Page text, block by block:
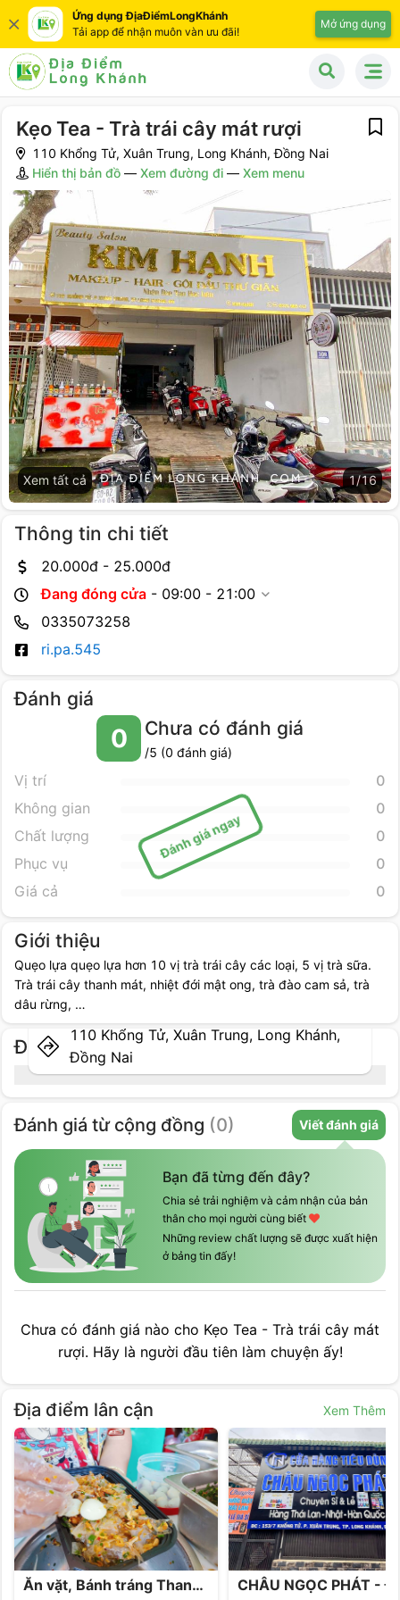
Ứng dụng ĐịaĐiểmLongKhánh
Tải app để nhận muôn vàn ưu đãi!
Mở ứng dụng
Kẹo Tea - Trà trái cây mát rượi
110 Khổng Tử, Xuân Trung, Long Khánh, Đồng Nai
Hiển thị bản đồ — Xem đường đi — Xem menu
Xem tất cả 1/16
Đánh giá
0 Chưa có đánh giá
/5 (0 đánh giá)
Đánh giá ngay
Vị trí
0
Không gian
0
Chất lượng
0
Phục vụ
0
Giá cả
0
Thông tin chi tiết
20.000đ - 25.000đ
Đang đóng cửa - 09:00 - 21:00
0335073258
ri.pa.545
Giới thiệu
Quẹo lựa quẹo lựa hơn 10 vị trà trái cây các loại, 5 vị trà sữa.
Trà trái cây thanh mát, nhiệt đới mật ong, trà đào cam sả, trà
dâu rừng, …
Địa điểm cụ thể
110 Khổng Tử, Xuân Trung, Long Khánh,
Đồng Nai
Đánh giá từ cộng đồng (0) Viết đánh giá
Bạn đã từng đến đây?
Chia sẻ trải nghiệm và cảm nhận của bản
thân cho mọi người cùng biết
Những review chất lượng sẽ được xuất hiện
ở bảng tin đấy!
Chưa có đánh giá nào cho Kẹo Tea - Trà trái cây mát
rượi. Hãy là người đầu tiên làm chuyện ấy!
Địa điểm lân cận Xem Thêm
Ăn vặt, Bánh tráng Thanh Uyên